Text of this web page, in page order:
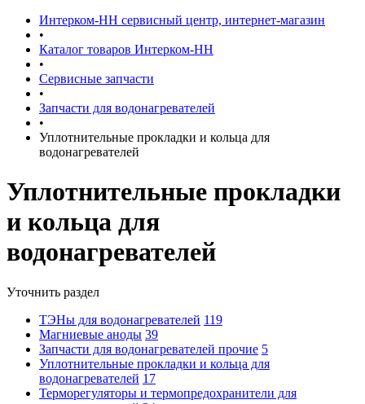
Интерком-НН сервисный центр, интернет-магазин
•
Каталог товаров Интерком-НН
•
Сервисные запчасти
•
Запчасти для водонагревателей
•
Уплотнительные прокладки и кольца для
водонагревателей
Уплотнительные прокладки
и кольца для
водонагревателей
Уточнить раздел
ТЭНы для водонагревателей 119
Магниевые аноды 39
Запчасти для водонагревателей прочие 5
Уплотнительные прокладки и кольца для
водонагревателей 17
Терморегуляторы и термопредохранители для